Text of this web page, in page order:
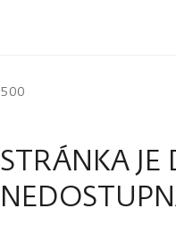
500
STRÁNKA JE